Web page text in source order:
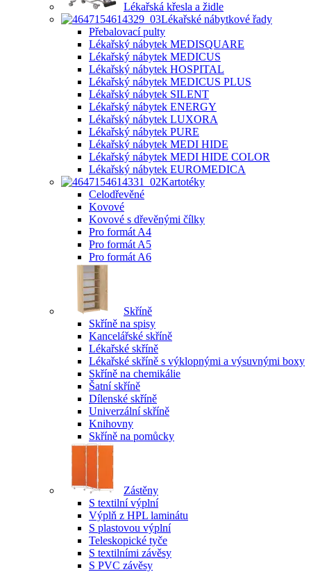
Lékařská křesla a židle
Lékařské nábytkové řady
Přebalovací pulty
Lékařský nábytek MEDISQUARE
Lékařský nábytek MEDICUS
Lékařský nábytek HOSPITAL
Lékařský nábytek MEDICUS PLUS
Lékařský nábytek SILENT
Lékařský nábytek ENERGY
Lékařský nábytek LUXORA
Lékařský nábytek PURE
Lékařský nábytek MEDI HIDE
Lékařský nábytek MEDI HIDE COLOR
Lékařský nábytek EUROMEDICA
Kartotéky
Celodřevěné
Kovové
Kovové s dřevěnými čílky
Pro formát A4
Pro formát A5
Pro formát A6
Skříně
Skříně na spisy
Kancelářské skříně
Lékařské skříně
Lékařské skříně s výklopnými a výsuvnými boxy
Skříně na chemikálie
Šatní skříně
Dílenské skříně
Univerzální skříně
Knihovny
Skříně na pomůcky
Zástěny
S textilní výplní
Výplň z HPL laminátu
S plastovou výplní
Teleskopické tyče
S textilními závěsy
S PVC závěsy